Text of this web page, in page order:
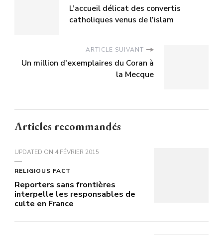
L’accueil délicat des convertis
catholiques venus de l’islam
ARTICLE SUIVANT
Un million d'exemplaires du Coran à
la Mecque
Articles recommandés
UPDATED ON 4 FÉVRIER 2015
RELIGIOUS FACT
Reporters sans frontières
interpelle les responsables de
culte en France